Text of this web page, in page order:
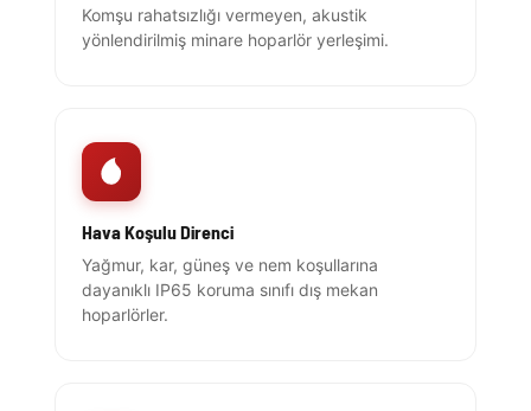
Komşu rahatsızlığı vermeyen, akustik
yönlendirilmiş minare hoparlör yerleşimi.
Hava Koşulu Direnci
Yağmur, kar, güneş ve nem koşullarına
dayanıklı IP65 koruma sınıfı dış mekan
hoparlörler.